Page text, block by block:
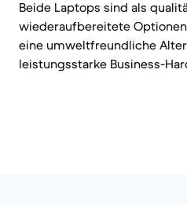
Beide Laptops sind als
wiederaufbereitete
eine umweltfreundliche
leistungsstarke Business-